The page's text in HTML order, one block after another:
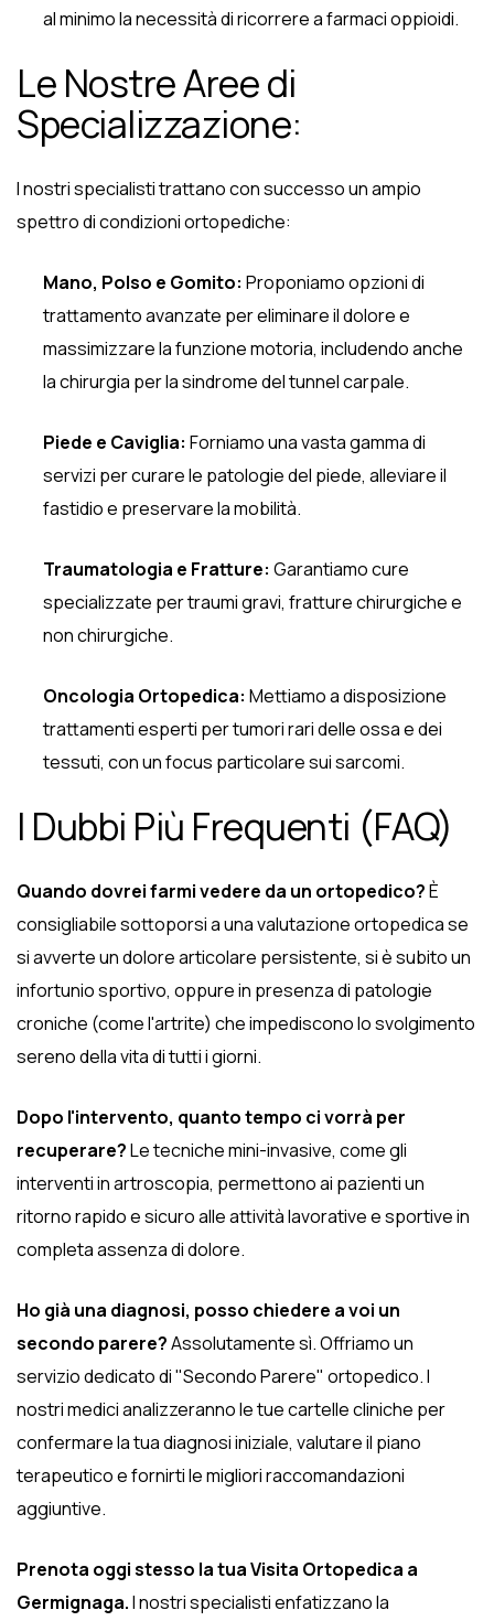
al minimo la necessità di ricorrere a farmaci oppioidi.
Le Nostre Aree di
Specializzazione:
I nostri specialisti trattano con successo un ampio
spettro di condizioni ortopediche:
Mano, Polso e Gomito: Proponiamo opzioni di
trattamento avanzate per eliminare il dolore e
massimizzare la funzione motoria, includendo anche
la chirurgia per la sindrome del tunnel carpale.
Piede e Caviglia: Forniamo una vasta gamma di
servizi per curare le patologie del piede, alleviare il
fastidio e preservare la mobilità.
Traumatologia e Fratture: Garantiamo cure
specializzate per traumi gravi, fratture chirurgiche e
non chirurgiche.
Oncologia Ortopedica: Mettiamo a disposizione
trattamenti esperti per tumori rari delle ossa e dei
tessuti, con un focus particolare sui sarcomi.
I Dubbi Più Frequenti (FAQ)
Quando dovrei farmi vedere da un ortopedico?È
consigliabile sottoporsi a una valutazione ortopedica se
si avverte un dolore articolare persistente, si è subito un
infortunio sportivo, oppure in presenza di patologie
croniche (come l'artrite) che impediscono lo svolgimento
sereno della vita di tutti i giorni.
Dopo l'intervento, quanto tempo ci vorrà per
recuperare?Le tecniche mini-invasive, come gli
interventi in artroscopia, permettono ai pazienti un
ritorno rapido e sicuro alle attività lavorative e sportive in
completa assenza di dolore.
Ho già una diagnosi, posso chiedere a voi un
secondo parere?Assolutamente sì. Offriamo un
servizio dedicato di "Secondo Parere" ortopedico. I
nostri medici analizzeranno le tue cartelle cliniche per
confermare la tua diagnosi iniziale, valutare il piano
terapeutico e fornirti le migliori raccomandazioni
aggiuntive.
Prenota oggi stesso la tua Visita Ortopedica a
Germignaga.I nostri specialisti enfatizzano la